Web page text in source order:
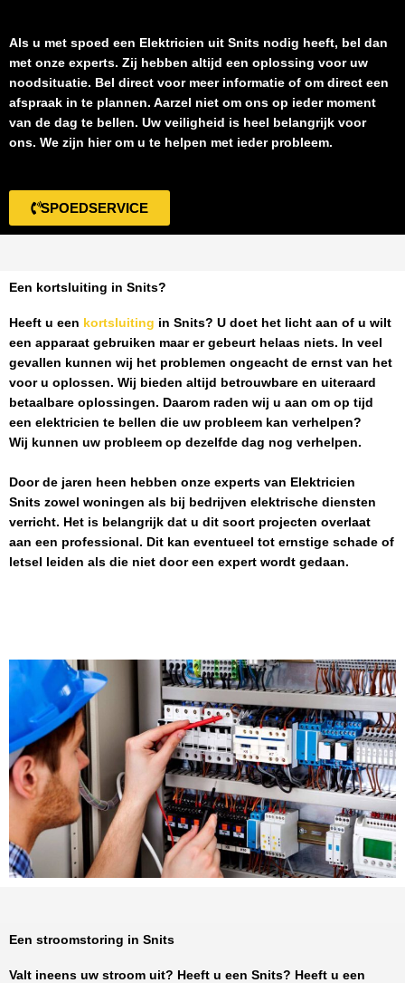
Als u met spoed een Elektricien uit Snits nodig heeft, bel dan
met onze experts. Zij hebben altijd een oplossing voor uw
noodsituatie. Bel direct voor meer informatie of om direct een
afspraak in te plannen. Aarzel niet om ons op ieder moment
van de dag te bellen. Uw veiligheid is heel belangrijk voor
ons. We zijn hier om u te helpen met ieder probleem.
SPOEDSERVICE
Een kortsluiting in Snits?
Heeft u een kortsluiting in Snits? U doet het licht aan of u wilt
een apparaat gebruiken maar er gebeurt helaas niets. In veel
gevallen kunnen wij het problemen ongeacht de ernst van het
voor u oplossen. Wij bieden altijd betrouwbare en uiteraard
betaalbare oplossingen. Daarom raden wij u aan om op tijd
een elektricien te bellen die uw probleem kan verhelpen?
Wij kunnen uw probleem op dezelfde dag nog verhelpen.
Door de jaren heen hebben onze experts van Elektricien
Snits zowel woningen als bij bedrijven elektrische diensten
verricht. Het is belangrijk dat u dit soort projecten overlaat
aan een professional. Dit kan eventueel tot ernstige schade of
letsel leiden als die niet door een expert wordt gedaan.
Een stroomstoring in Snits
Valt ineens uw stroom uit? Heeft u een Snits? Heeft u een